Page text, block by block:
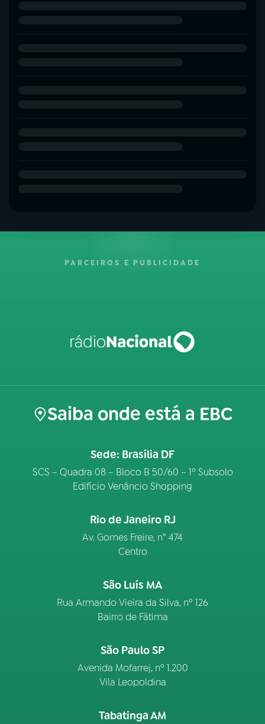
PARCEIROS E PUBLICIDADE
Saiba onde está a EBC
Sede: Brasília DF
SCS – Quadra 08 – Bloco B 50/60 – 1º Subsolo
Edifício Venâncio Shopping
Rio de Janeiro RJ
Av. Gomes Freire, n° 474
Centro
São Luís MA
Rua Armando Vieira da Silva, nº 126
Bairro de Fátima
São Paulo SP
Avenida Mofarrej, nº 1.200
Vila Leopoldina
Tabatinga AM